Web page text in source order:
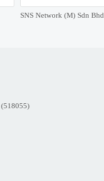
SNS Network (M) Sdn Bhd